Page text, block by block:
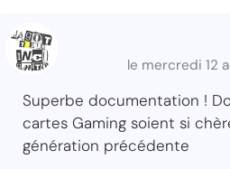
le mercredi 12
Superbe documentation !
cartes Gaming soient si
génération précédente